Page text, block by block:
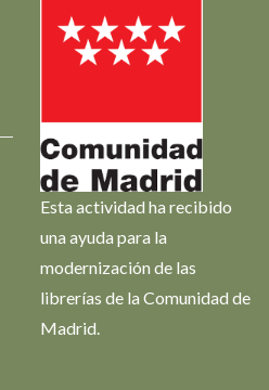
Esta actividad ha recibido
una ayuda para la
modernización de las
librerías de la Comunidad de
Madrid.